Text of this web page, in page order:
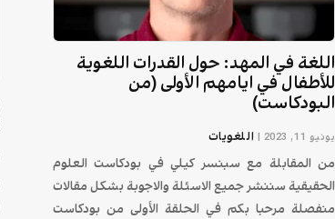
اللغة في المهد: حول القدرات اللغوية
للأطفال في ايامهم الأولى (من
البودكاست)
يونيو 11, 2023 | اللغويات
من المقابلة مع سبنسر كيلي في بودكاست العلوم
الحقيقية سننشر جميع الاسئلة والاجوبة بشكل مقالات
منفصلة مرحبا بكم في الحلقة الأولى من بودكاست